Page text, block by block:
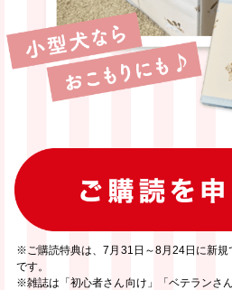
※ご購読特典は、7月31日～8月24日に新規
です。
※雑誌は「初心者さん向け」「ベテランさ